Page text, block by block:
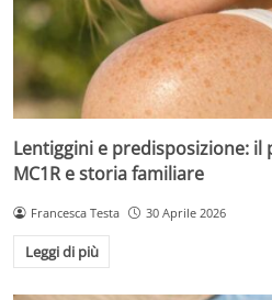
Lentiggini e predisposizione: il
MC1R e storia familiare
Francesca Testa 30 Aprile 2026
Leggi di più